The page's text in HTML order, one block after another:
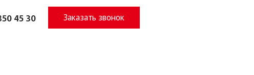
45 30 Заказать звонок